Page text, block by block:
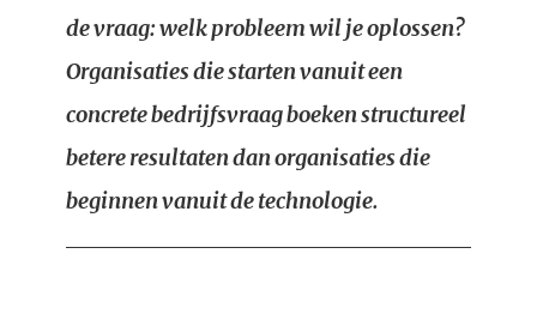
de vraag: welk probleem wil je oplossen?
Organisaties die starten vanuit een
concrete bedrijfsvraag boeken structureel
betere resultaten dan organisaties die
beginnen vanuit de technologie.